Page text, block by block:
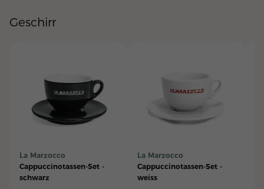
Geschirr
La Marzocco
Cappuccinotassen-Set -
schwarz
La Marzocco
Cappuccinotassen-Set -
weiss